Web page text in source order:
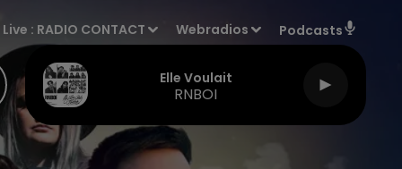
Live : RADIO CONTACT Webradios Podcasts
Elle Voulait
RNBOI